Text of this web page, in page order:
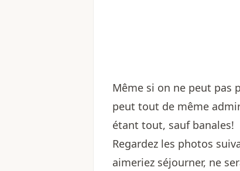
Même si on ne peut pas
peut tout de même
étant tout, sauf banales!
Regardez les photos
aimeriez séjourner, ne